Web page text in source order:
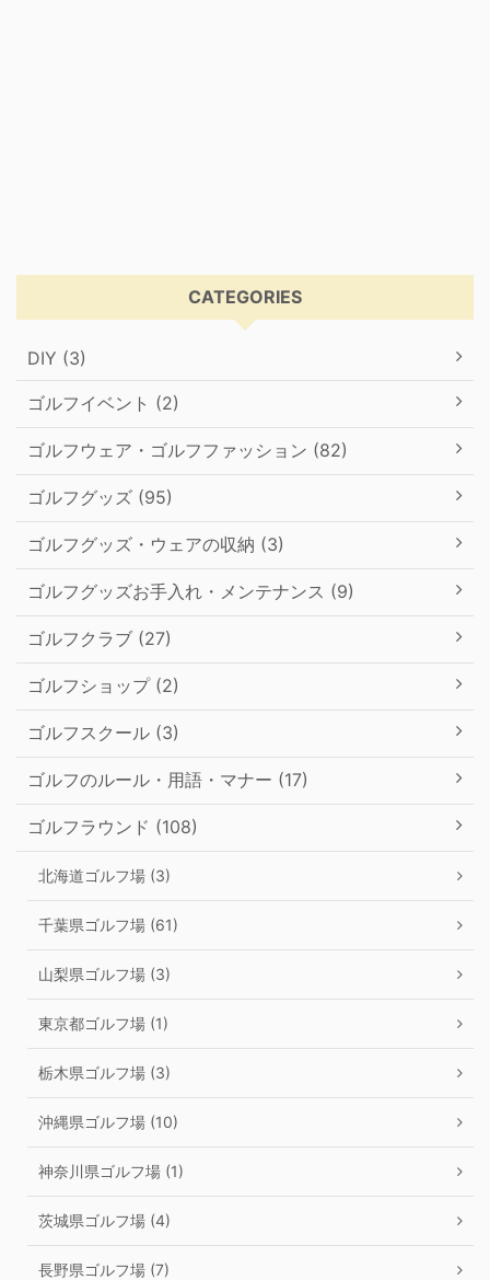
CATEGORIES
DIY (3)
ゴルフイベント (2)
ゴルフウェア・ゴルフファッション (82)
ゴルフグッズ (95)
ゴルフグッズ・ウェアの収納 (3)
ゴルフグッズお手入れ・メンテナンス (9)
ゴルフクラブ (27)
ゴルフショップ (2)
ゴルフスクール (3)
ゴルフのルール・用語・マナー (17)
ゴルフラウンド (108)
北海道ゴルフ場 (3)
千葉県ゴルフ場 (61)
山梨県ゴルフ場 (3)
東京都ゴルフ場 (1)
栃木県ゴルフ場 (3)
沖縄県ゴルフ場 (10)
神奈川県ゴルフ場 (1)
茨城県ゴルフ場 (4)
長野県ゴルフ場 (7)